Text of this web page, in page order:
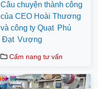
Câu chuyện thành công
của CEO Hoài Thương
và công ty Quạt Phú
Đạt Vượng
Cẩm nang tư vấn